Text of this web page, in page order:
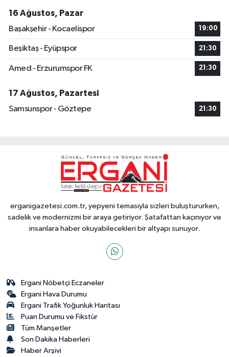
16 Ağustos, Pazar
Başakşehir - Kocaelispor
19:00
Beşiktaş - Eyüpspor 21:30
Amed - Erzurumspor FK 21:30
17 Ağustos, Pazartesi
Samsunspor - Göztepe
21:30
erganigazetesi.com.tr, yepyeni temasıyla sizleri buluştururken,
sadelik ve modernizmi bir araya getiriyor. Şatafattan kaçınıyor ve
insanlara haber okuyabilecekleri bir altyapı sunuyor.
Ergani Nöbetçi Eczaneler
Ergani Hava Durumu
Ergani Trafik Yoğunluk Haritası
Puan Durumu ve Fikstür
Tüm Manşetler
Son Dakika Haberleri
Haber Arşivi